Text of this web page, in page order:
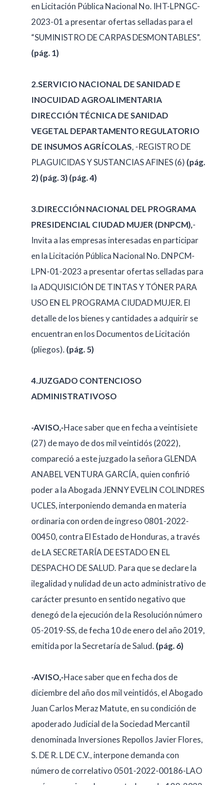
en Licitación Pública Nacional No. IHT-LPNGC-
2023-01 a presentar ofertas selladas para el
“SUMINISTRO DE CARPAS DESMONTABLES”.
(pág. 1)
2.SERVICIO NACIONAL DE SANIDAD E
INOCUIDAD AGROALIMENTARIA
DIRECCIÓN TÉCNICA DE SANIDAD
VEGETAL DEPARTAMENTO REGULATORIO
DE INSUMOS AGRÍCOLAS, -REGISTRO DE
PLAGUICIDAS Y SUSTANCIAS AFINES (6) (pág.
2)(pág. 3)(pág. 4)
3.DIRECCIÓN NACIONAL DEL PROGRAMA
PRESIDENCIAL CIUDAD MUJER (DNPCM),-
Invita a las empresas interesadas en participar
en la Licitación Pública Nacional No. DNPCM-
LPN-01-2023 a presentar ofertas selladas para
la ADQUISICIÓN DE TINTAS Y TÓNER PARA
USO EN EL PROGRAMA CIUDAD MUJER. El
detalle de los bienes y cantidades a adquirir se
encuentran en los Documentos de Licitación
(pliegos). (pág. 5)
4.JUZGADO CONTENCIOSO
ADMINISTRATIVOSO
-AVISO,-Hace saber que en fecha a veintisiete
(27) de mayo de dos mil veintidós (2022),
compareció a este juzgado la señora GLENDA
ANABEL VENTURA GARCÍA, quien confirió
poder a la Abogada JENNY EVELIN COLINDRES
UCLES, interponiendo demanda en materia
ordinaria con orden de ingreso 0801-2022-
00450, contra El Estado de Honduras, a través
de LA SECRETARÍA DE ESTADO EN EL
DESPACHO DE SALUD. Para que se declare la
ilegalidad y nulidad de un acto administrativo de
carácter presunto en sentido negativo que
denegó de la ejecución de la Resolución número
05-2019-SS, de fecha 10 de enero del año 2019,
emitida por la Secretaría de Salud. (pág. 6)
-AVISO,-Hace saber que en fecha dos de
diciembre del año dos mil veintidós, el Abogado
Juan Carlos Meraz Matute, en su condición de
apoderado Judicial de la Sociedad Mercantil
denominada Inversiones Repollos Javier Flores,
S. DE R. L DE C.V., interpone demanda con
número de correlativo 0501-2022-00186-LAO